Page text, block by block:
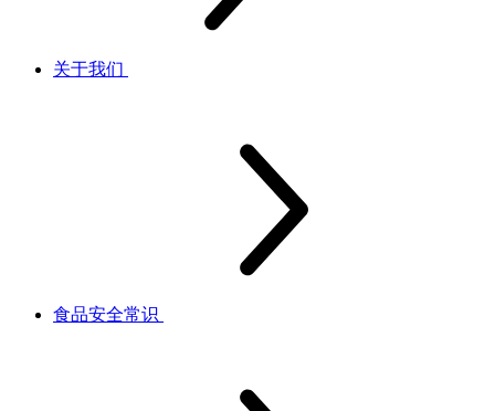
关于我们
食品安全常识